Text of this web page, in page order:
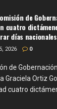
de
cuatro
días nacionales
2026 0
de
Graciela Ortiz
cuatro